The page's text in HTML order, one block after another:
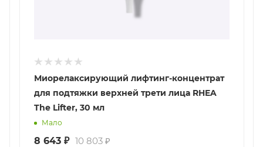
Миорелаксирующий лифтинг-концентрат
для подтяжки верхней трети лица RHEA
The Lifter, 30 мл
Мало
8 643 ₽ 10 803 ₽